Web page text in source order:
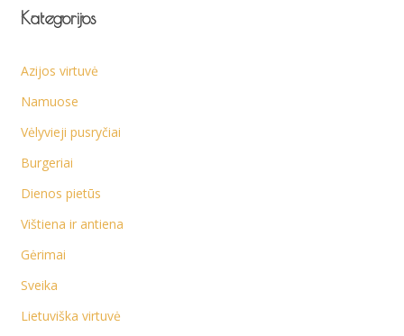
Kategorijos
Azijos virtuvė
Namuose
Vėlyvieji pusryčiai
Burgeriai
Dienos pietūs
Vištiena ir antiena
Gėrimai
Sveika
Lietuviška virtuvė